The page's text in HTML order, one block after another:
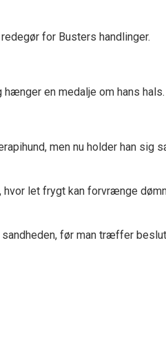
for Busters handlinger.
en medalje om hans hals.
men nu holder han
let frygt kan forvrænge
før man træffer